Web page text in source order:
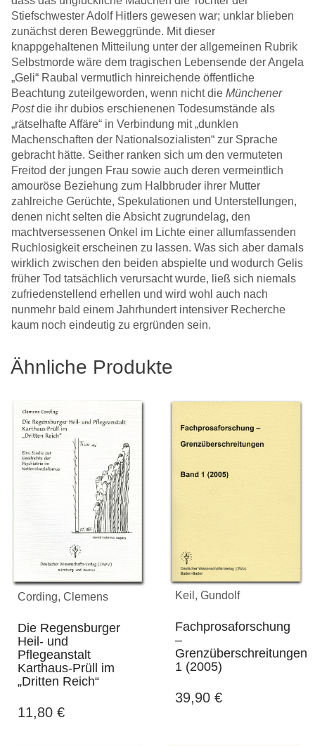
Stiefschwester Adolf Hitlers gewesen war; unklar blieben
zunächst deren Beweggründe. Mit dieser
knappgehaltenen Mitteilung unter der allgemeinen Rubrik
Selbstmorde wäre dem tragischen Lebensende der Angela
„Geli“ Raubal vermutlich hinreichende öffentliche
Beachtung zuteilgeworden, wenn nicht die Münchener
Postdie ihr dubios erschienenen Todesumstände als
„rätselhafte Affäre“ in Verbindung mit „dunklen
Machenschaften der Nationalsozialisten“ zur Sprache
gebracht hätte. Seither ranken sich um den vermuteten
Freitod der jungen Frau sowie auch deren vermeintlich
amouröse Beziehung zum Halbbruder ihrer Mutter
zahlreiche Gerüchte, Spekulationen und Unterstellungen,
denen nicht selten die Absicht zugrundelag, den
machtversessenen Onkel im Lichte einer allumfassenden
Ruchlosigkeit erscheinen zu lassen. Was sich aber damals
wirklich zwischen den beiden abspielte und wodurch Gelis
früher Tod tatsächlich verursacht wurde, ließ sich niemals
zufriedenstellend erhellen und wird wohl auch nach
nunmehr bald einem Jahrhundert intensiver Recherche
kaum noch eindeutig zu ergründen sein.
Ähnliche Produkte
Cording, Clemens
Die Regensburger
Heil- und
Pflegeanstalt
Karthaus-Prüll im
„Dritten Reich“
11,80 €
Keil, Gundolf
Fachprosaforschung
–
Grenzüberschreitungen
1 (2005)
39,90 €